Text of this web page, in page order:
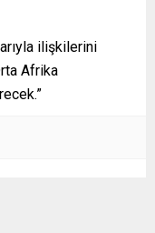
ilişkilerini
Afrika